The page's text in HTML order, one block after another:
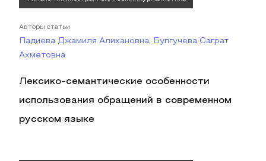
Авторы статьи
Падиева Джамиля Алихановна, Булгучева Саграт
Ахметовна
Лексико-семантические особенности
использования обращений в современном
русском языке